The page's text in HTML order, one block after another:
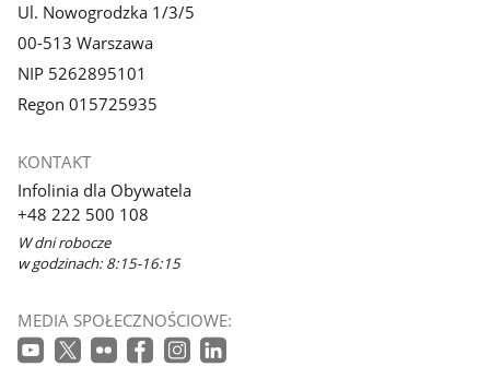
Ul. Nowogrodzka 1/3/5
00-513 Warszawa
NIP 5262895101
Regon 015725935
KONTAKT
Infolinia dla Obywatela
+48 222 500 108
W dni robocze
w godzinach: 8:15-16:15
MEDIA SPOŁECZNOŚCIOWE: